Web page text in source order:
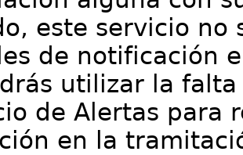
este servicio no
de notificación
utilizar la
de Alertas para
en la